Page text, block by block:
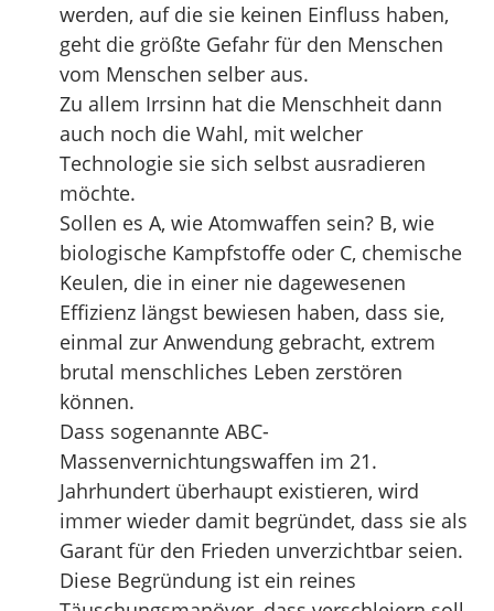
werden, auf die sie keinen Einfluss haben,
geht die größte Gefahr für den Menschen
vom Menschen selber aus.
Zu allem Irrsinn hat die Menschheit dann
auch noch die Wahl, mit welcher
Technologie sie sich selbst ausradieren
möchte.
Sollen es A, wie Atomwaffen sein? B, wie
biologische Kampfstoffe oder C, chemische
Keulen, die in einer nie dagewesenen
Effizienz längst bewiesen haben, dass sie,
einmal zur Anwendung gebracht, extrem
brutal menschliches Leben zerstören
können.
Dass sogenannte ABC-
Massenvernichtungswaffen im 21.
Jahrhundert überhaupt existieren, wird
immer wieder damit begründet, dass sie als
Garant für den Frieden unverzichtbar seien.
Diese Begründung ist ein reines